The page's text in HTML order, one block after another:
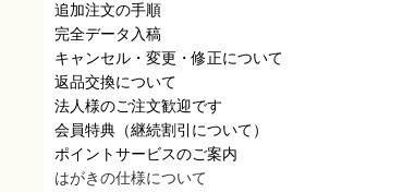
追加注文の手順
完全データ入稿
キャンセル・変更・修正について
返品交換について
法人様のご注文歓迎です
会員特典（継続割引について）
ポイントサービスのご案内
はがきの仕様について